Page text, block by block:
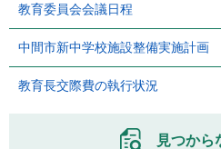
教育委員会会議日程
中間市新中学校施設整備実施計画
教育長交際費の執行状況
見つから